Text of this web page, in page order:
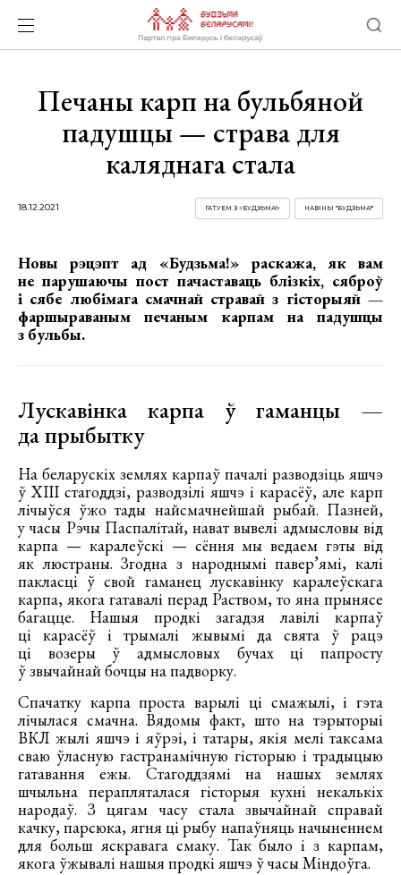
Печаны карп на бульбяной
падушцы — страва для
каляднага стала
18.12.2021 НАВІНЫ "БУДЗЬМА!"
ГАТУЕМ З «БУДЗЬМА!»
Новы рэцэпт ад «Будзьма!» раскажа, як вам
не парушаючы пост пачаставаць блізкіх, сяброў
і сябе любімага смачнай стравай з гісторыяй —
фаршыраваным печаным карпам на падушцы
з бульбы.
Лускавінка карпа ў гаманцы —
да прыбытку
На беларускіх землях карпаў пачалі разводзіць яшчэ
ў ХІІІ стагоддзі, разводзілі яшчэ і карасёў, але карп
лічыўся ўжо тады найсмачнейшай рыбай. Пазней,
у часы Рэчы Паспалітай, нават вывелі адмысловы від
карпа — каралеўскі — сёння мы ведаем гэты від
як люстраны. Згодна з народнымі павер’ямі, калі
пакласці ў свой гаманец лускавінку каралеўскага
карпа, якога гатавалі перад Раством, то яна прынясе
багацце. Нашыя продкі загадзя лавілі карпаў
ці карасёў і трымалі жывымі да свята ў рацэ
ці возеры ў адмысловых бучах ці папросту
ў звычайнай бочцы на падворку.
Спачатку карпа проста варылі ці смажылі, і гэта
лічылася смачна. Вядомы факт, што на тэрыторыі
ВКЛ жылі яшчэ і яўрэі, і татары, якія мелі таксама
сваю ўласную гастранамічную гісторыю і традыцыю
гатавання ежы. Стагоддзямі на нашых землях
шчыльна перапляталася гісторыя кухні некалькіх
народаў. З цягам часу стала звычайнай справай
качку, парсюка, ягня ці рыбу напаўняць начыненнем
для больш яскравага смаку. Так было і з карпам,
якога ўжывалі нашыя продкі яшчэ ў часы Міндоўга.